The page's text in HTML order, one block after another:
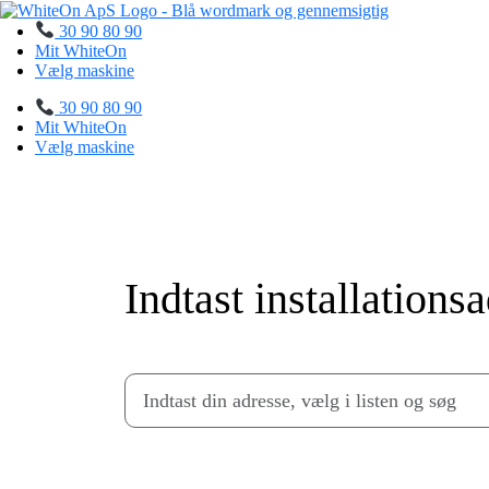
Skip
content
30 90 80 90
Mit WhiteOn
Vælg maskine
30 90 80 90
Mit WhiteOn
Vælg maskine
Indtast